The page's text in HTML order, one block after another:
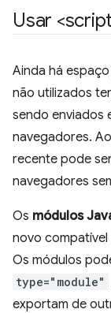
Usar
Ainda há
não utilizados
sendo enviados
navegadores.
recente pode
navegadores
Os módulos
novo compatível
Os módulos
type="module"
exportam de